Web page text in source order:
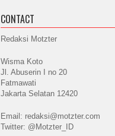
CONTACT
Redaksi Motzter
Wisma Koto
Jl. Abuserin I no 20
Fatmawati
Jakarta Selatan 12420
Email: redaksi@motzter.com
Twitter: @Motzter_ID